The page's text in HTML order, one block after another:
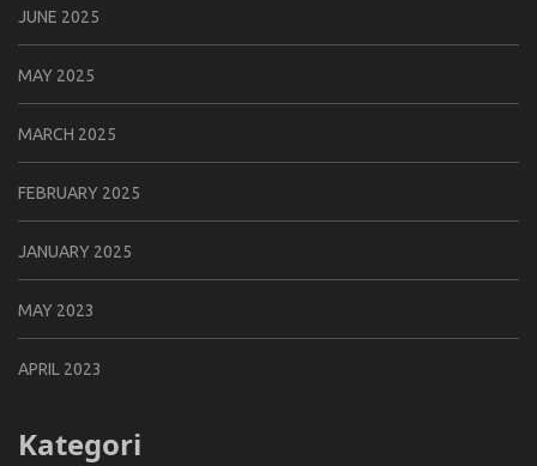
JUNE 2025
MAY 2025
MARCH 2025
FEBRUARY 2025
JANUARY 2025
MAY 2023
APRIL 2023
Kategori